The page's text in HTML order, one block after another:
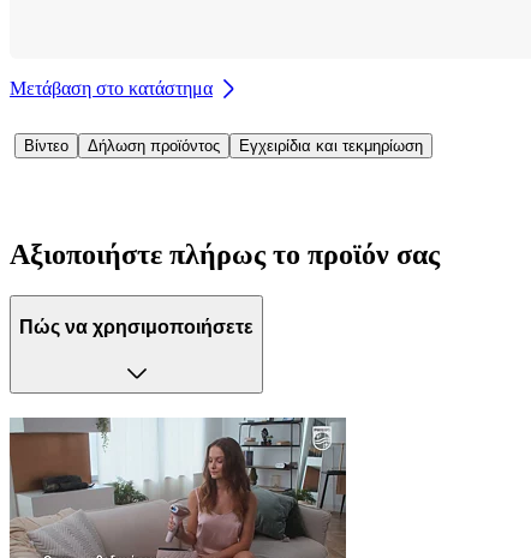
Μετάβαση στο κατάστημα
Βίντεο Δήλωση προϊόντος Εγχειρίδια και τεκμηρίωση
Αξιοποιήστε πλήρως το προϊόν σας
Πώς να χρησιμοποιήσετε